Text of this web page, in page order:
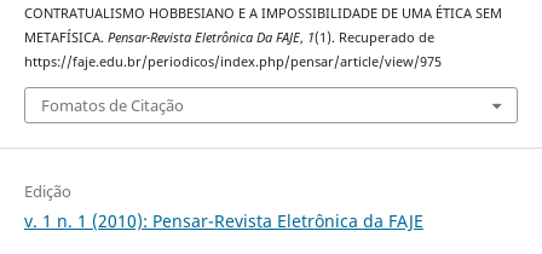
CONTRATUALISMO HOBBESIANO E A IMPOSSIBILIDADE DE UMA ÉTICA SEM
METAFÍSICA. Pensar-Revista Eletrônica Da FAJE, 1(1). Recuperado de
https://faje.edu.br/periodicos/index.php/pensar/article/view/975
Fomatos de Citação
Edição
v. 1 n. 1 (2010): Pensar-Revista Eletrônica da FAJE